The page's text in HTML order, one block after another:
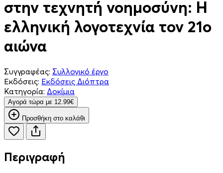
στην τεχνητή νοημοσύνη: Η
ελληνική λογοτεχνία τον 21ο
αιώνα
Συγγραφέας: Συλλογικό έργο
Εκδόσεις: Εκδόσεις Διόπτρα
Κατηγορία: Δοκίμια
Aγορά τώρα με 12.99€
Προσθήκη στο καλάθι
Περιγραφή